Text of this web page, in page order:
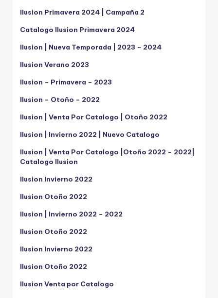
Ilusion Primavera 2024 | Campaña 2
Catalogo Ilusion Primavera 2024
Ilusion | Nueva Temporada | 2023 – 2024
Ilusion Verano 2023
Ilusion – Primavera – 2023
Ilusion – Otoño – 2022
Ilusion | Venta Por Catalogo | Otoño 2022
Ilusion | Invierno 2022 | Nuevo Catalogo
Ilusion | Venta Por Catalogo |Otoño 2022 – 2022|
Catalogo Ilusion
Ilusion Invierno 2022
Ilusion Otoño 2022
Ilusion | Invierno 2022 – 2022
Ilusion Otoño 2022
Ilusion Invierno 2022
Ilusion Otoño 2022
Ilusion Venta por Catalogo